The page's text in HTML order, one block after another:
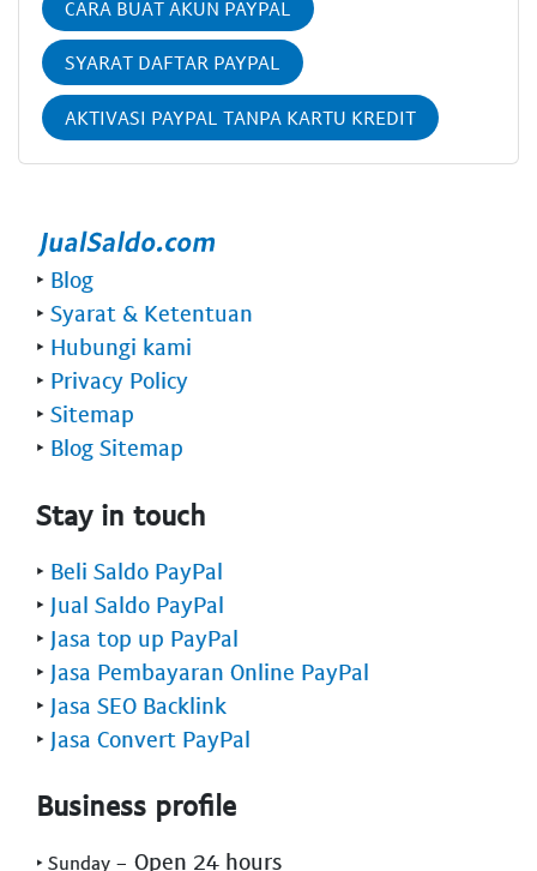
CARA BUAT AKUN PAYPAL
SYARAT DAFTAR PAYPAL
AKTIVASI PAYPAL TANPA KARTU KREDIT
‣ Blog
‣ Syarat & Ketentuan
‣ Hubungi kami
‣ Privacy Policy
‣ Sitemap
‣ Blog Sitemap
Stay in touch
‣ Beli Saldo PayPal
‣ Jual Saldo PayPal
‣ Jasa top up PayPal
‣ Jasa Pembayaran Online PayPal
‣ Jasa SEO Backlink
‣ Jasa Convert PayPal
Business profile
‣ Sunday - Open 24 hours